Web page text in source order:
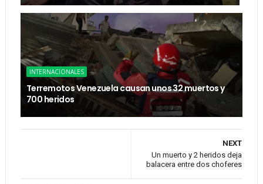
INTERNACIONALES
Terremotos Venezuela causan unos 32 muertos y
700 heridos
NEXT
Un muerto y 2 heridos deja
balacera entre dos choferes